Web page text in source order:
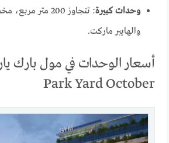
وحدات كبيرة
: تتجاوز 200 متر
والهايبر ماركت.
Park Yard October